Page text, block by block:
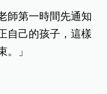
師第一時間先通知
自己的孩子，這樣
。」